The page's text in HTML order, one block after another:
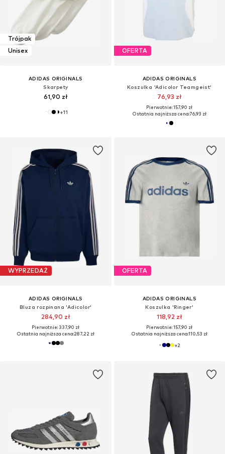
Trójpak
Unisex
ADIDAS ORIGINALS
Skarpety
61,90 zł
+11
OFERTA
ADIDAS ORIGINALS
Koszulka 'Adicolor Teamgeist'
76,93 zł
Pierwotnie: 157,90 zł
Ostatnia najniższa cena:76,93 zł
WYPRZEDAŻ
ADIDAS ORIGINALS
Bluza rozpinana 'Adicolor'
284,90 zł
Pierwotnie: 337,90 zł
Ostatnia najniższa cena:287,22 zł
OFERTA
ADIDAS ORIGINALS
Koszulka 'Ringer'
118,92 zł
Pierwotnie: 157,90 zł
Ostatnia najniższa cena:110,53 zł
+2